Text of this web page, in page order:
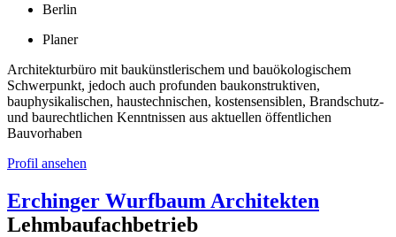
Berlin
Planer
Architekturbüro mit baukünstlerischem und bauökologischem
Schwerpunkt, jedoch auch profunden baukonstruktiven,
bauphysikalischen, haustechnischen, kostensensiblen, Brandschutz-
und baurechtlichen Kenntnissen aus aktuellen öffentlichen
Bauvorhaben
Profil ansehen
Erchinger Wurfbaum Architekten
Lehmbaufachbetrieb